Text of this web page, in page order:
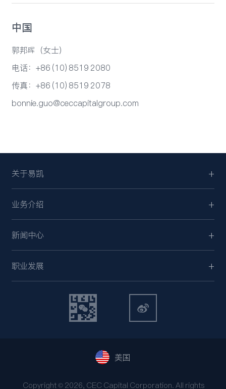
中国
郭邦晖（女士）
电话：+86 (10) 8519 2080
传真：+86 (10) 8519 2078
bonnie.guo@ceccapitalgroup.com
关于易凯
业务介绍
新闻中心
职业发展
美国
Copyright © 2026, CEC Capital Corporation. All rights